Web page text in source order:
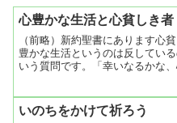
心豊かな生活と心貧しき者
（前略）新約聖書にあります心
豊かな生活というのは反してい
いう質問です。「幸いなるかな
葉の、「心貧しい」というのは
いのちをかけて祈ろう